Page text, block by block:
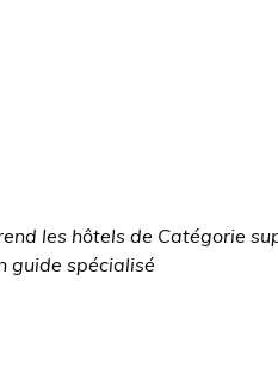
les hôtels de Catégorie
guide spécialisé